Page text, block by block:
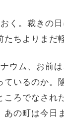
く。裁きの
ちよりまだ
ウム、お前
ているのか。
ころでなされ
あの町は今日